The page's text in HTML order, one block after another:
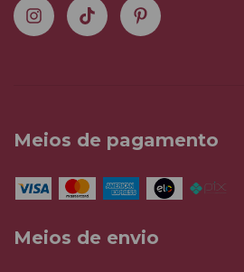
Meios de pagamento
Meios de envio